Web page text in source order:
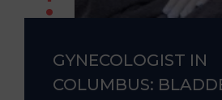
GYNECOLOGIST IN
COLUMBUS: